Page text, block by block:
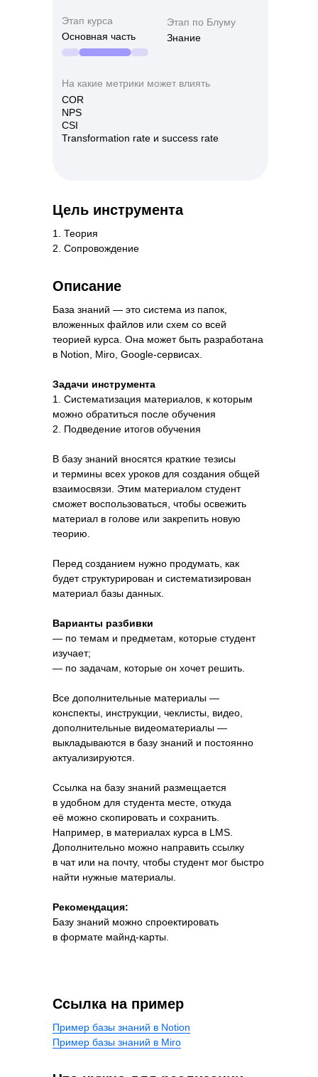
Асинхронный
Основная часть
Этап курса
Формат курса
Синхронный
Завершение
Видеопоздравление
обучения
Асинхронный
Завершение
обучения
Финальные письма
с благодарностями
Этап курса
Формат курса
Асинхронный
Основная часть
Этап курса
Формат курса
Асинхронный
Начало обучения
на курсе
обучения
Этап курса
Формат курса
Асинхронный
Основная часть
Бадди-программы
Этап курса
Формат курса
обучения
Доска рефлексии
Этап по Блуму
Знание
На какие метрики может влиять
COR
NPS
CSI
Transformation rate и success rate
Этап курса
Основная часть
1. Теория
2. Сопровождение
Цель инструмента
Описание
База знаний — это система из папок,
вложенных файлов или схем со всей
теорией курса. Она может быть разработана
в Notion, Miro, Google-сервисах.
Задачи инструмента
1. Систематизация материалов, к которым
можно обратиться после обучения
2. Подведение итогов обучения
В базу знаний вносятся краткие тезисы
и термины всех уроков для создания общей
взаимосвязи. Этим материалом студент
сможет воспользоваться, чтобы освежить
материал в голове или закрепить новую
теорию.
Перед созданием нужно продумать, как
будет структурирован и систематизирован
материал базы данных.
Варианты разбивки
— по темам и предметам, которые студент
изучает;
— по задачам, которые он хочет решить.
Все дополнительные материалы —
конспекты, инструкции, чеклисты, видео,
дополнительные видеоматериалы —
выкладываются в базу знаний и постоянно
актуализируются.
Ссылка на базу знаний размещается
в удобном для студента месте, откуда
её можно скопировать и сохранить.
Например, в материалах курса в LMS.
Дополнительно можно направить ссылку
в чат или на почту, чтобы студент мог быстро
найти нужные материалы.
Рекомендация:
Базу знаний можно спроектировать
в формате майнд-карты
Пример базы знаний в Notion
Пример базы знаний в Miro
Ссылка на пример